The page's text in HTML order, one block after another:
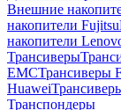
Внешние
накопители Fujitsu
накопители
Трансиверы
EMCТрансиверы
Huawei
Транспондеры